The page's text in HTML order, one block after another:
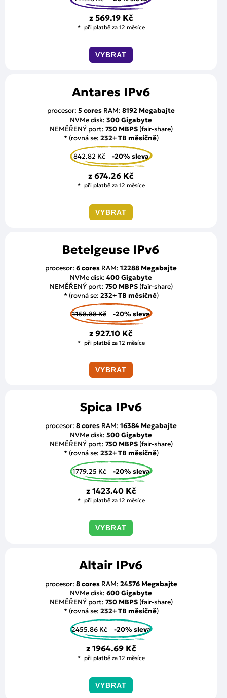
z 569.19 Kč
při platbě za 12 měsíce
VYBRAT
Antares IPv6
procesor: 5 cores RAM: 8192 Megabajte
NVMe disk: 300 Gigabyte
NEMĚŘENÝ port: 750 MBPS(fair-share)
* (rovná se: 232+ TB měsíčně)
842.82 Kč -20% sleva
z 674.26 Kč
při platbě za 12 měsíce
VYBRAT
Betelgeuse IPv6
procesor: 6 cores RAM: 12288 Megabajte
NVMe disk: 400 Gigabyte
NEMĚŘENÝ port: 750 MBPS(fair-share)
* (rovná se: 232+ TB měsíčně)
1158.88 Kč -20% sleva
z 927.10 Kč
při platbě za 12 měsíce
VYBRAT
Spica IPv6
procesor: 8 cores RAM: 16384 Megabajte
NVMe disk: 500 Gigabyte
NEMĚŘENÝ port: 750 MBPS(fair-share)
* (rovná se: 232+ TB měsíčně)
1779.25 Kč -20% sleva
z 1423.40 Kč
při platbě za 12 měsíce
VYBRAT
Altair IPv6
procesor: 8 coresRAM: 24576 Megabajte
NVMe disk: 600 Gigabyte
NEMĚŘENÝ port: 750 MBPS(fair-share)
* (rovná se: 232+ TB měsíčně)
2455.86 Kč -20% sleva
z 1964.69 Kč
při platbě za 12 měsíce
VYBRAT